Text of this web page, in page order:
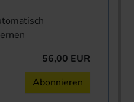
56,00 EUR
Abonnieren